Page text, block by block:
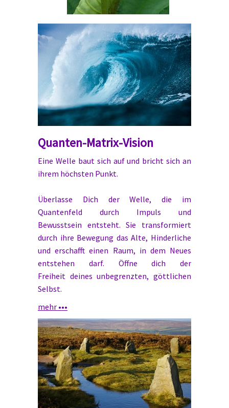
Quanten-Matrix-Vision
Eine Welle baut sich auf und bricht sich an
ihrem höchsten Punkt.
Überlasse Dich der Welle, die im
Quantenfeld durch Impuls und
Bewusstsein entsteht. Sie transformiert
durch ihre Bewegung das Alte, Hinderliche
und erschafft einen Raum, in dem Neues
entstehen darf. Öffne dich der
Freiheit deines unbegrenzten, göttlichen
Selbst.
mehr •••